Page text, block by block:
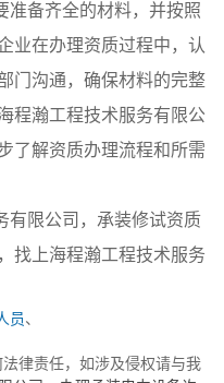
准备齐全的材料，并按照
业在办理资质过程中，认
门沟通，确保材料的完整
程瀚工程技术服务有限公
了解资质办理流程和所需
有限公司，承装修试资质
找上海程瀚工程技术服务
员 、
律责任，如涉及侵权请与我